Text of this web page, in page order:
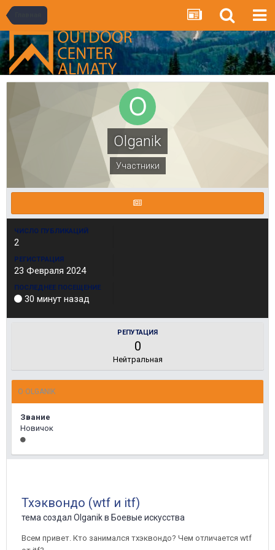
Olganik
Участники
ЧИСЛО ПУБЛИКАЦИЙ
2
РЕГИСТРАЦИЯ
23 Февраля 2024
ПОСЛЕДНЕЕ ПОСЕЩЕНИЕ
30 минут назад
РЕПУТАЦИЯ
0
Нейтральная
О OLGANIK
Звание
Новичок
Тхэквондо (wtf и itf)
тема создал Olganikв Боевые искусства
Всем привет. Кто занимался тхэквондо? Чем отличается wtf